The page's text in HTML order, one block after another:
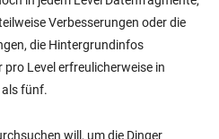
Verbesserungen oder die
die Hintergrundinfos
Level erfreulicherweise in
als fünf.
will, um die Dinger